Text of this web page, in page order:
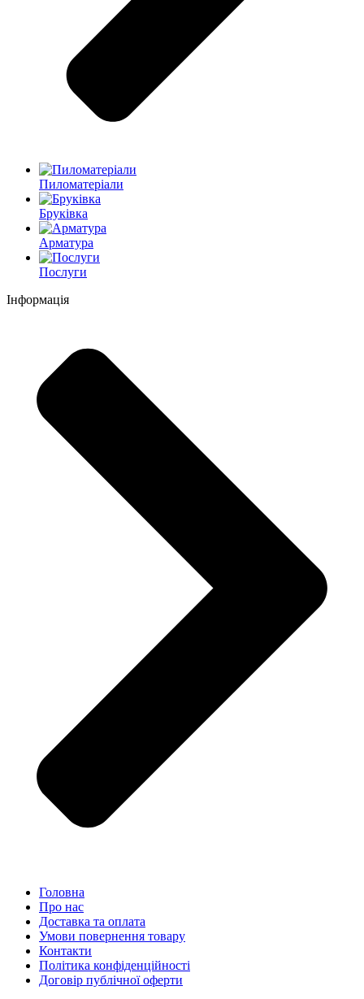
Пиломатеріали
Бруківка
Арматура
Послуги
Інформація
Головна
Про нас
Доставка та оплата
Умови повернення товару
Контакти
Політика конфіденційності
Договір публічної оферти